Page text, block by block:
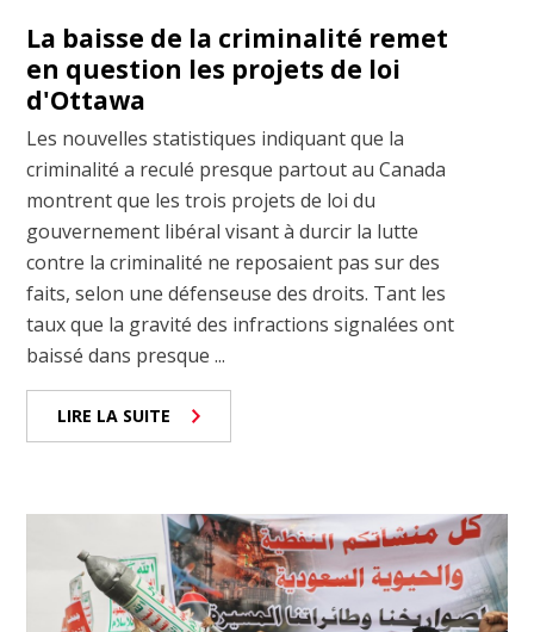
La baisse de la criminalité remet
en question les projets de loi
d'Ottawa
Les nouvelles statistiques indiquant que la
criminalité a reculé presque partout au Canada
montrent que les trois projets de loi du
gouvernement libéral visant à durcir la lutte
contre la criminalité ne reposaient pas sur des
faits, selon une défenseuse des droits. Tant les
taux que la gravité des infractions signalées ont
baissé dans presque ...
LIRE LA SUITE